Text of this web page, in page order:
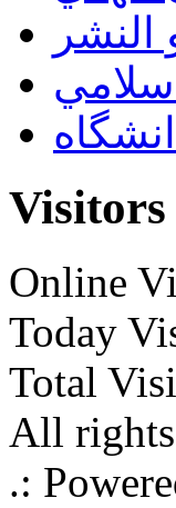
Visitors
Online
Today
Total
All
.: